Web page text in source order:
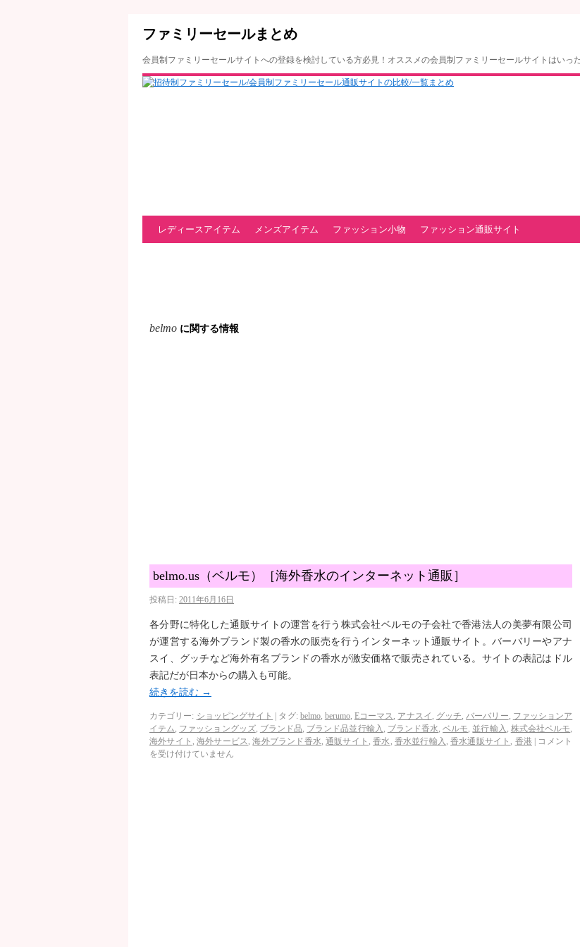
ファミリーセールまとめ
会員制ファミリーセールサイトへの登録を検討している方必見！オススメの会員制ファミリーセールサイトはいっ
レディースアイテム メンズアイテム ファッション小物 ファッション通販サイト
belmo に関する情報
belmo.us（ベルモ）［海外香水のインターネット通販］
投稿日: 2011年6月16日
各分野に特化した通販サイトの運営を行う株式会社ベルモの子会社で香港法人の美夢有限公司
が運営する海外ブランド製の香水の販売を行うインターネット通販サイト。バーバリーやアナ
スイ、グッチなど海外有名ブランドの香水が激安価格で販売されている。サイトの表記はドル
表記だが日本からの購入も可能。
続きを読む →
カテゴリー: ショッピングサイト タグ: belmo, berumo, Eコーマス, アナスイ , グッチ,バーバリー, ファッションア
イテム, ファッショングッズ, ブランド品, ブランド品並行輸入 , ブランド香水,ベルモ, 並行輸入 , 株式会社ベルモ,
海外サイト ,海外サービス,海外ブランド香水,通販サイト ,香水, 香水並行輸入 ,香水通販サイト , 香港
コメント
を受け付けていません